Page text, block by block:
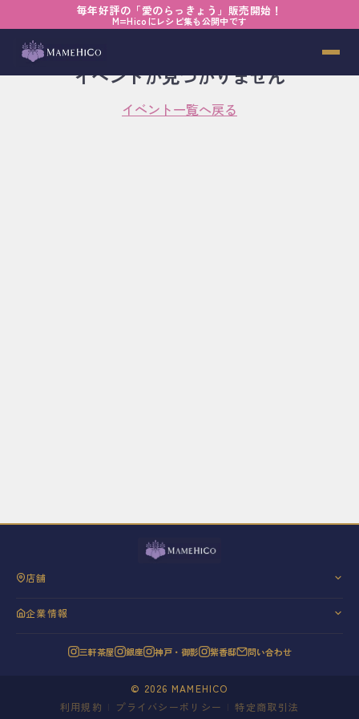
毎年好評の「愛のらっきょう」販売開始！
M=Hicoにレシピ集も公開中です
イベントが見つかりません
イベント一覧へ戻る
店舗
神戸・御影
企業情報
代表挨拶
20年の歩み
三軒茶屋 銀座 神戸・御影 紫香邸 問い合わせ
© 2026 MAMEHICO
利用規約
プライバシーポリシー 特定商取引法